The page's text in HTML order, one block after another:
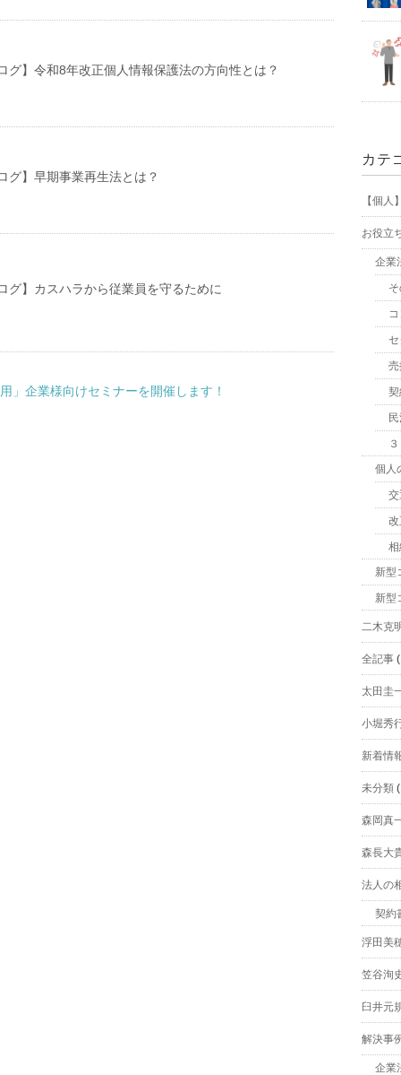
グ】令和8年改正個人情報保護法の方向性とは？
グ】早期事業再生法とは？
グ】カスハラから従業員を守るために
」企業様向けセミナーを開催します！
カテ
【個人
お役立
企業
個人
新型
新型
二木克
全記事
太田圭
小堀秀
新着情
未分類
森岡真
森長大
法人の
契約
浮田美
笠谷洵
臼井元
解決事
企業